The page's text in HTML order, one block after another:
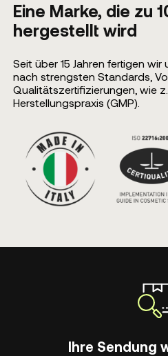
Eine Marke, die zu
hergestellt wird
Seit über 15 Jahren fertigen wir
nach strengsten Standards,
Qualitätszertifizierungen, wie
Herstellungspraxis (GMP).
Ihre Sendung